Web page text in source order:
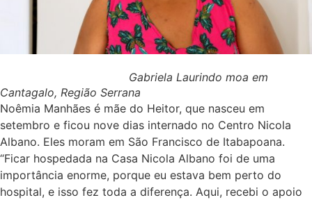
Gabriela Laurindo moa em
Cantagalo, Região Serrana
Noêmia Manhães é mãe do Heitor, que nasceu em
setembro e ficou nove dias internado no Centro Nicola
Albano. Eles moram em São Francisco de Itabapoana.
“Ficar hospedada na Casa Nicola Albano foi de uma
importância enorme, porque eu estava bem perto do
hospital, e isso fez toda a diferença. Aqui, recebi o apoio